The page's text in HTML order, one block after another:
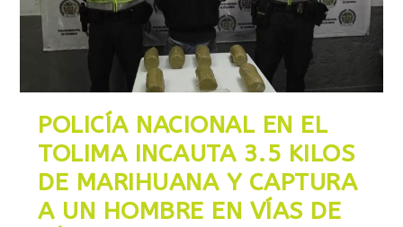
POLICÍA NACIONAL EN EL
TOLIMA INCAUTA 3.5 KILOS
DE MARIHUANA Y CAPTURA
A UN HOMBRE EN VÍAS DE